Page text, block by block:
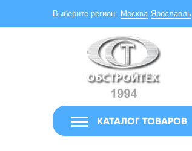
Выберите регион: Москва Ярославль
КАТАЛОГ ТОВАРОВ